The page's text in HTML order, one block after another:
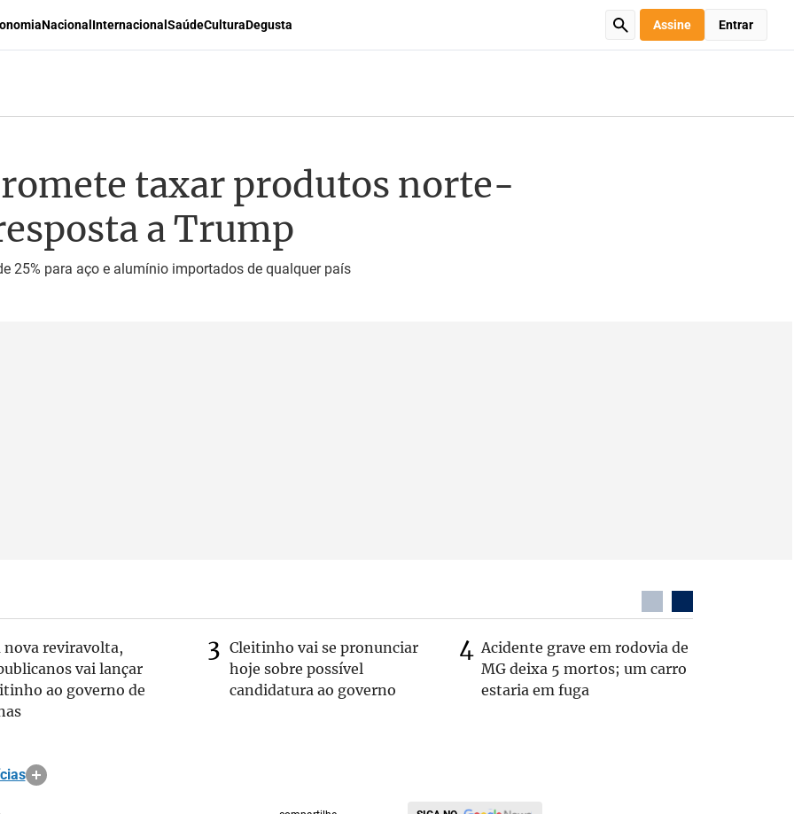
Nacional Internacional SaúdeCulturaDegusta Assine Entrar
taxar produtos norte-
a Trump
25% para aço e alumínio importados de qualquer país
nova reviravolta,
vai lançar
ao governo de
Cleitinho vai se pronunciar
hoje sobre possível
candidatura ao governo
Acidente grave em rodovia de
MG deixa 5 mortos; um carro
estaria em fuga